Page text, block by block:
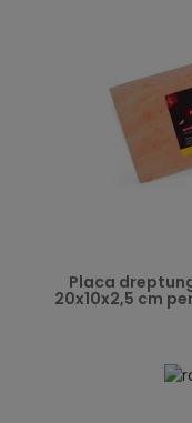
Placa
20x10x2,5 cm